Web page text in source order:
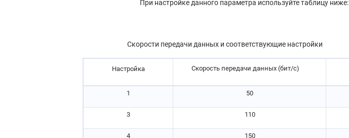
При настройке данного параметра используйте таблицу ниже:
Скорости передачи данных и соответствующие настройки
Настройка Скорость передачи данных (бит/с)
1 50
3 110
4 150